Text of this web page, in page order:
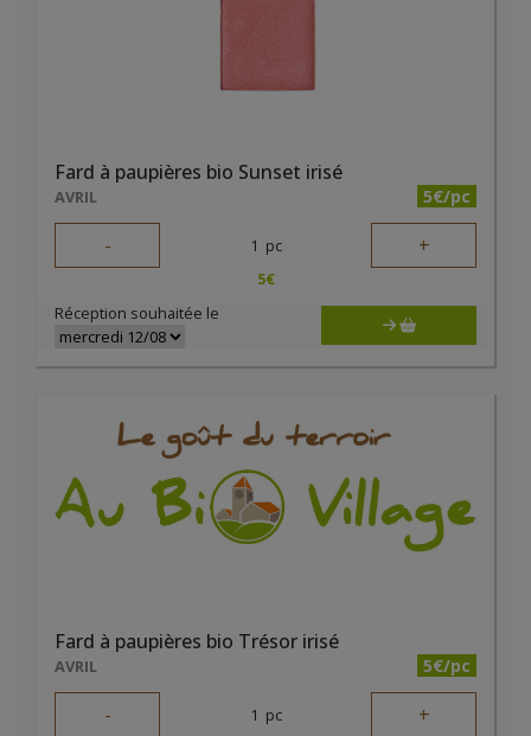
Fard à paupières bio Sunset irisé
AVRIL 5€/pc
- 1 pc +
5€
Réception souhaitée le
Fard à paupières bio Trésor irisé
AVRIL 5€/pc
- 1 pc +